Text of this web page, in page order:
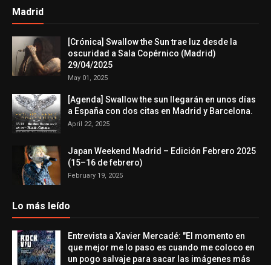
Madrid
[Crónica] Swallow the Sun trae luz desde la
oscuridad a Sala Copérnico (Madrid)
29/04/2025
May 01, 2025
[Agenda] Swallow the sun llegarán en unos días
a España con dos citas en Madrid y Barcelona.
April 22, 2025
Japan Weekend Madrid – Edición Febrero 2025
(15–16 de febrero)
February 19, 2025
Lo más leído
Entrevista a Xavier Mercadé: "El momento en
que mejor me lo paso es cuando me coloco en
un pogo salvaje para sacar las imágenes más